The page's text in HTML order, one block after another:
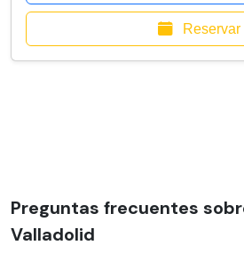
Reservar
Preguntas frecuentes
Valladolid